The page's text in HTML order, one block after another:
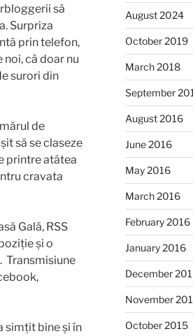
să
Surpriza
prin telefon,
că doar nu
surori din
de
să se claseze
printre atâtea
cravata
Gală, RSS
și o
Transmisiune
simțit bine și în
August 2024
October 2019
March 2018
September
August 2016
June 2016
May 2016
March 2016
February 2016
January 2016
December
November
October 2015